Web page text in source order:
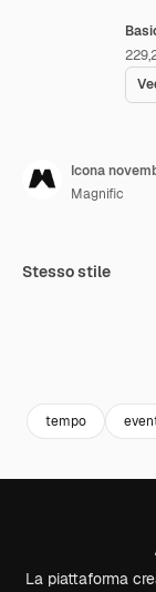
Icona
Magnific
Stesso stile
tempo
La piattaforma